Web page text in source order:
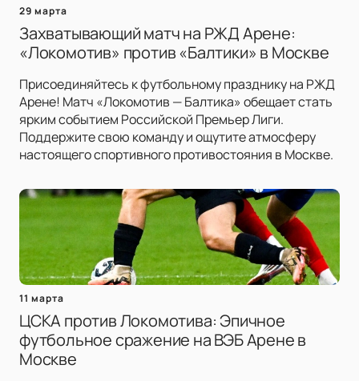
29 марта
Захватывающий матч на РЖД Арене:
«Локомотив» против «Балтики» в Москве
Присоединяйтесь к футбольному празднику на РЖД
Арене! Матч «Локомотив — Балтика» обещает стать
ярким событием Российской Премьер Лиги.
Поддержите свою команду и ощутите атмосферу
настоящего спортивного противостояния в Москве.
11 марта
ЦСКА против Локомотива: Эпичное
футбольное сражение на ВЭБ Арене в
Москве